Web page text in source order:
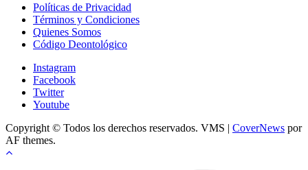
Políticas de Privacidad
Términos y Condiciones
Quienes Somos
Código Deontológico
Instagram
Facebook
Twitter
Youtube
Copyright © Todos los derechos reservados. VMS | CoverNews por
AF themes.